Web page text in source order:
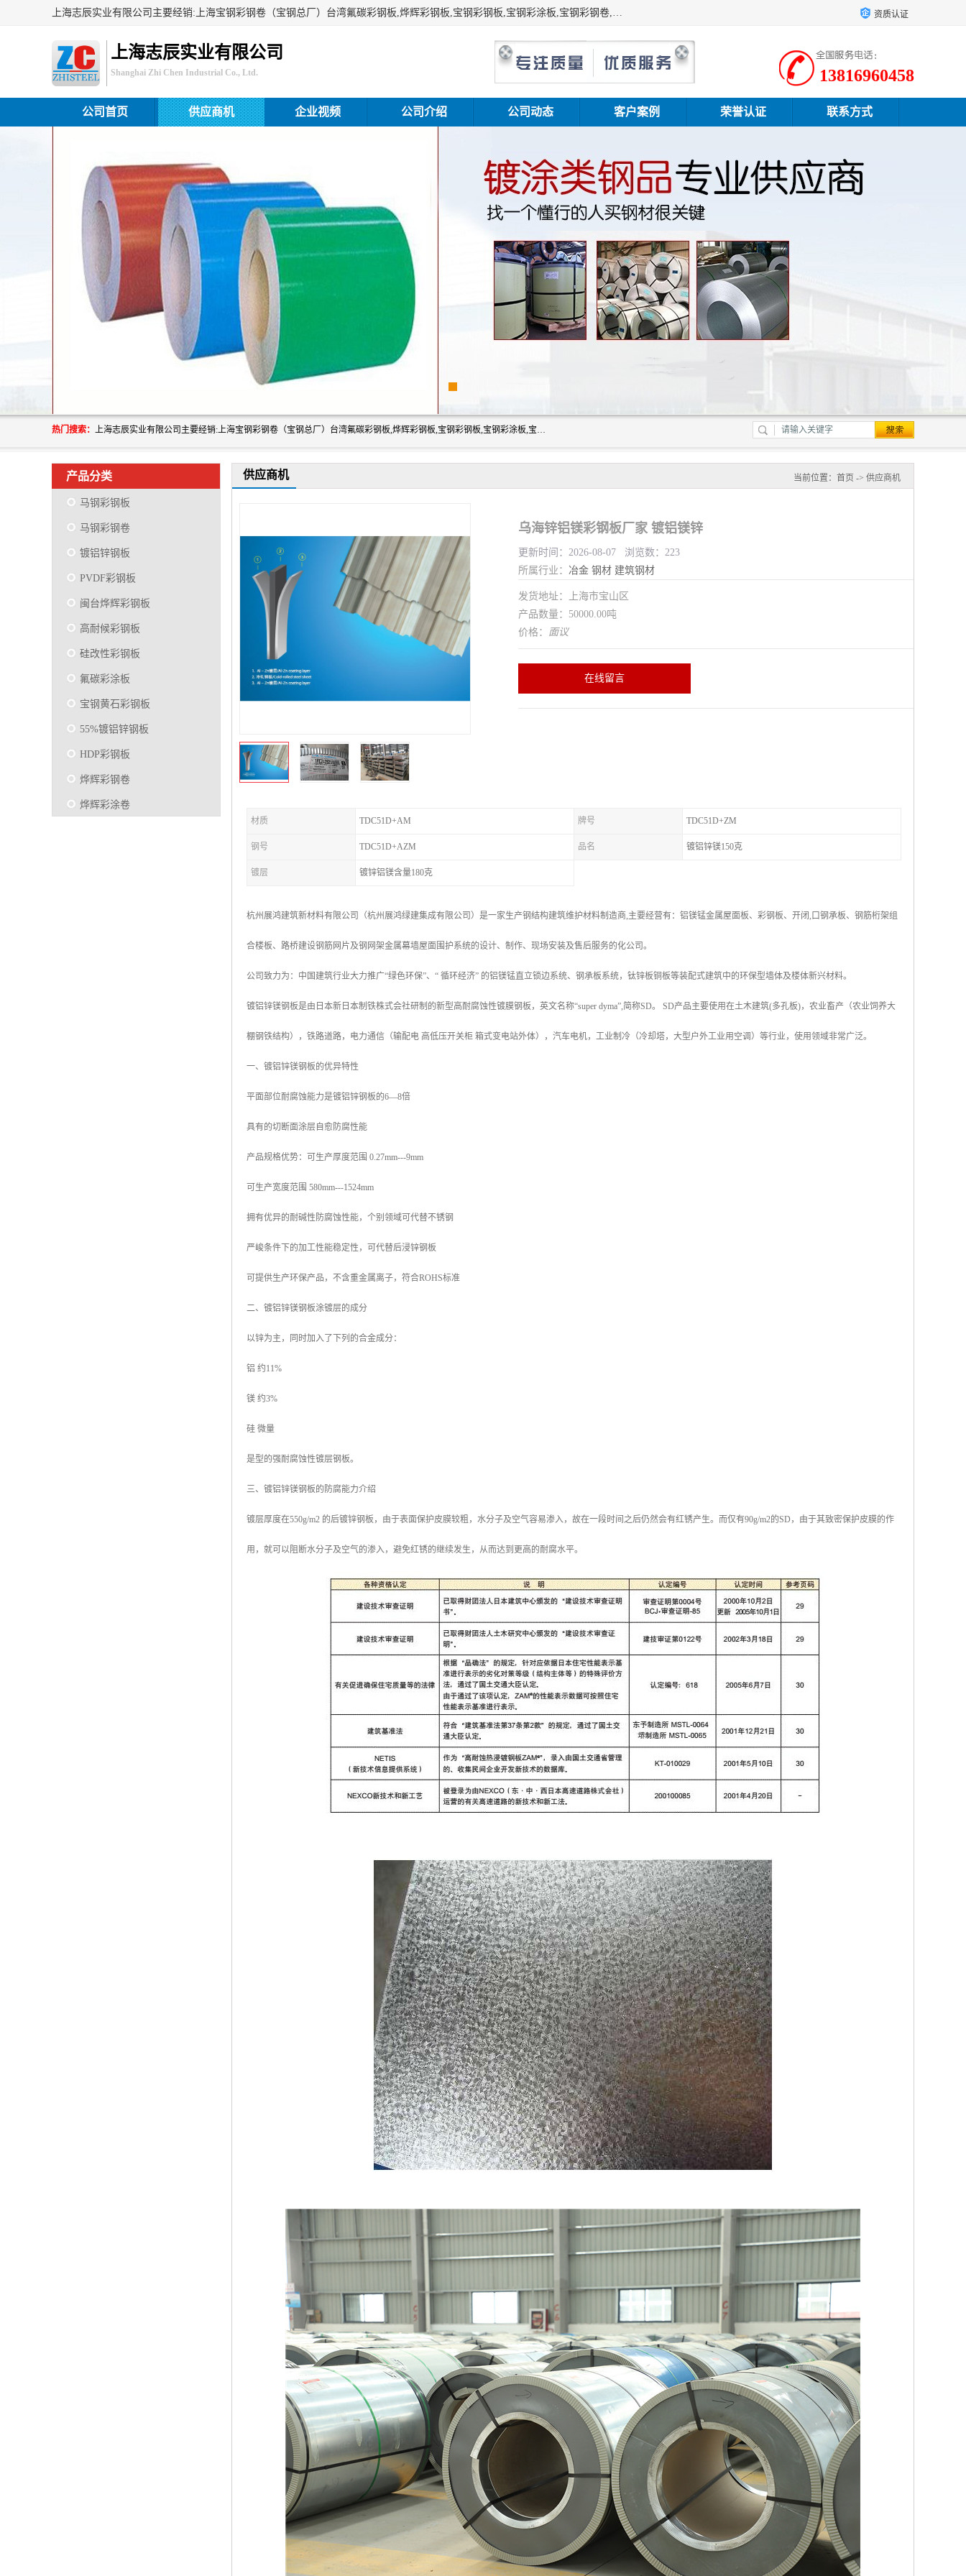
上海志辰实业有限公司主要经销:上海宝钢彩钢卷（宝钢总厂）台湾氟碳彩钢板,烨辉彩钢板,宝钢彩钢板,宝钢彩涂板,宝钢彩钢卷,马钢彩钢板,马钢彩钢卷,镀铝锌钢板,PVDF彩钢板,台湾烨辉彩钢板,高耐候彩钢板,硅改性彩钢板,规格齐全。 资质认证
上海志辰实业有限公司
Shanghai Zhi Chen Industrial Co., Ltd. 13816960458
公司首页 供应商机 企业视频 公司介绍 公司动态 客户案例 荣誉认证 联系方式
热门搜索： 上海志辰实业有限公司主要经销:上海宝钢彩钢卷（宝钢总厂）台湾氟碳彩钢板,烨辉彩钢板,宝钢彩钢板,宝钢彩涂板,宝钢彩钢卷,马钢彩钢板,马钢彩钢卷,镀铝锌钢板,PVDF彩钢板,台湾烨辉彩钢板,高耐候彩钢板,硅改性彩钢板,规格齐全。
产品分类
马钢彩钢板
马钢彩钢卷
镀铝锌钢板
PVDF彩钢板
闽台烨辉彩钢板
高耐候彩钢板
硅改性彩钢板
氟碳彩涂板
宝钢黄石彩钢板
55%镀铝锌钢板
HDP彩钢板
烨辉彩钢卷
烨辉彩涂卷
供应商机 当前位置： 首页 -> 供应商机
乌海锌铝镁彩钢板厂家 镀铝镁锌
更新时间：2026-08-07 浏览数：223
所属行业： 冶金 钢材 建筑钢材
发货地址：上海市宝山区
产品数量：50000.00吨
价格： 面议
在线留言
材质 TDC51D+AM 牌号 TDC51D+ZM
钢号 TDC51D+AZM 品名 镀铝锌镁150克
镀层 镀锌铝镁含量180克
杭州展鸿建筑新材料有限公司（杭州展鸿绿建集成有限公司）是一家生产钢结构建筑维护材料制造商,主要经营有：铝镁锰金属屋面板、彩钢板、开闭,口钢承板、钢筋桁架组
合楼板、路桥建设钢筋网片及钢网架金属幕墙屋面围护系统的设计、制作、现场安装及售后服务的化公司。
公司致力为：中国建筑行业大力推广“绿色环保”、“ 循环经济” 的铝镁锰直立锁边系统、钢承板系统，钛锌板铜板等装配式建筑中的环保型墙体及楼体新兴材料。
镀铝锌镁钢板是由日本新日本制铁株式会社研制的新型高耐腐蚀性镀膜钢板，英文名称“super dyma”,简称SD。 SD产品主要使用在土木建筑(多孔板)，农业畜产（农业饲养大
棚钢铁结构），铁路道路，电力通信（输配电 高低压开关柜 箱式变电站外体），汽车电机，工业制冷（冷却塔，大型户外工业用空调）等行业，使用领域非常广泛。
一、镀铝锌镁钢板的优异特性
平面部位耐腐蚀能力是镀铝锌钢板的6—8倍
具有的切断面涂层自愈防腐性能
产品规格优势：可生产厚度范围 0.27mm---9mm
可生产宽度范围 580mm---1524mm
拥有优异的耐碱性防腐蚀性能，个别领域可代替不锈钢
严峻条件下的加工性能稳定性，可代替后浸锌钢板
可提供生产环保产品，不含重金属离子，符合ROHS标准
二、镀铝锌镁钢板涂镀层的成分
以锌为主，同时加入了下列的合金成分：
铝 约11%
镁 约3%
硅 微量
是型的强耐腐蚀性镀层钢板。
三、镀铝锌镁钢板的防腐能力介绍
镀层厚度在550g/m2 的后镀锌钢板，由于表面保护皮膜较粗，水分子及空气容易渗入，故在一段时间之后仍然会有红锈产生。而仅有90g/m2的SD，由于其致密保护皮膜的作
用，就可以阻断水分子及空气的渗入，避免红锈的继续发生，从而达到更高的耐腐水平。